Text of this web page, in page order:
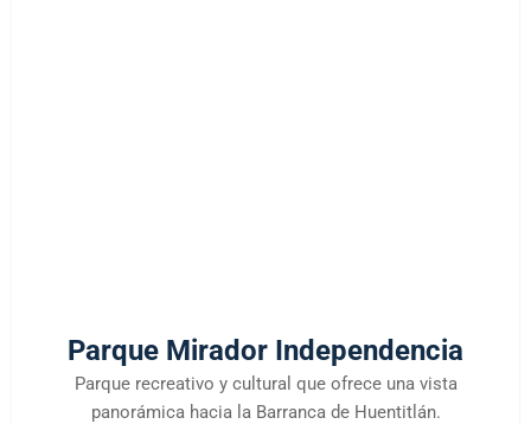
Parque Mirador Independencia
Parque recreativo y cultural que ofrece una vista
panorámica hacia la Barranca de Huentitlán.